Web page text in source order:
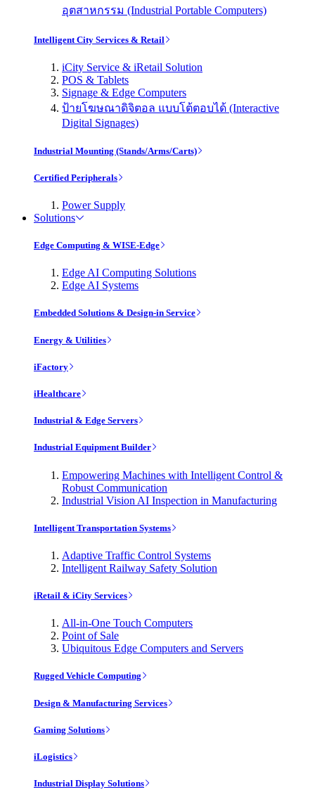
อุตสาหกรรม (Industrial Portable Computers)
Intelligent City Services & Retail
iCity Service & iRetail Solution
POS & Tablets
Signage & Edge Computers
ป้ายโฆษณาดิจิตอล แบบโต้ตอบได้ (Interactive
Digital Signages)
Industrial Mounting (Stands/Arms/Carts)
Certified Peripherals
Power Supply
Solutions
Edge Computing & WISE-Edge
Edge AI Computing Solutions
Edge AI Systems
Embedded Solutions & Design-in Service
Energy & Utilities
iFactory
iHealthcare
Industrial & Edge Servers
Industrial Equipment Builder
Empowering Machines with Intelligent Control &
Robust Communication
Industrial Vision AI Inspection in Manufacturing
Intelligent Transportation Systems
Adaptive Traffic Control Systems
Intelligent Railway Safety Solution
iRetail & iCity Services
All-in-One Touch Computers
Point of Sale
Ubiquitous Edge Computers and Servers
Rugged Vehicle Computing
Design & Manufacturing Services
Gaming Solutions
iLogistics
Industrial Display Solutions